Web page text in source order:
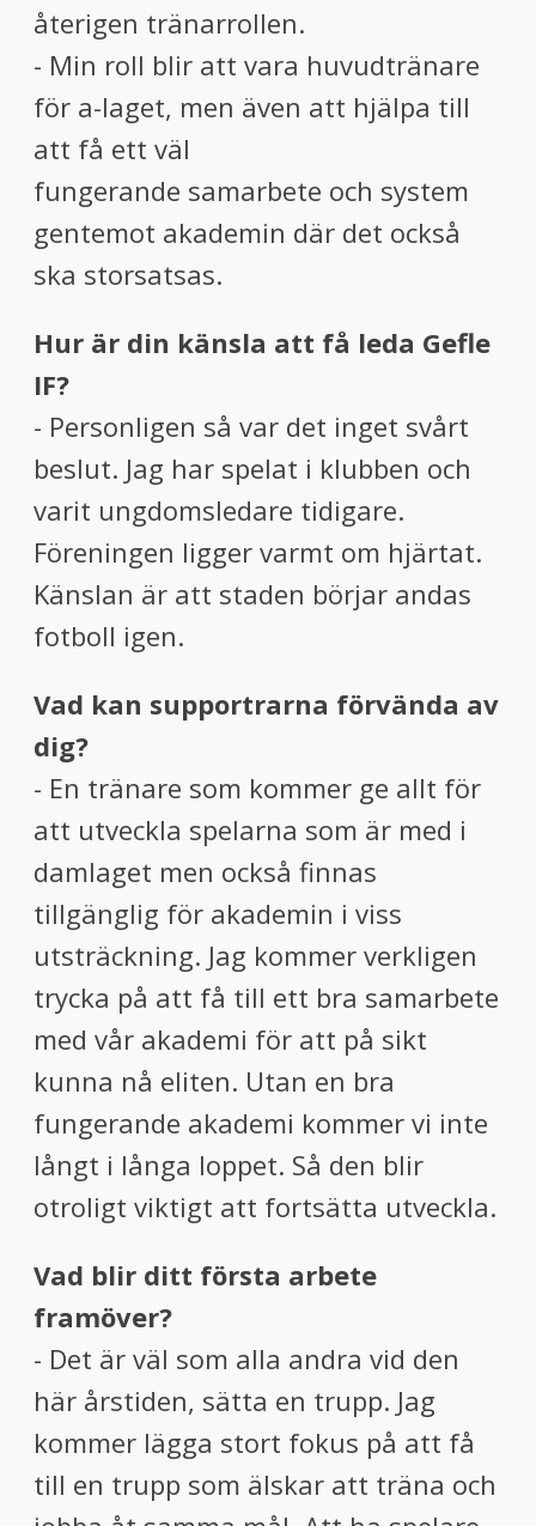
återigen tränarrollen.
- Min roll blir att vara huvudtränare
för a-laget, men även att hjälpa till
att få ett väl
fungerande samarbete och system
gentemot akademin där det också
ska storsatsas.
Hur är din känsla att få leda Gefle
IF?
- Personligen så var det inget svårt
beslut. Jag har spelat i klubben och
varit ungdomsledare tidigare.
Föreningen ligger varmt om hjärtat.
Känslan är att staden börjar andas
fotboll igen.
Vad kan supportrarna förvända av
dig?
- En tränare som kommer ge allt för
att utveckla spelarna som är med i
damlaget men också finnas
tillgänglig för akademin i viss
utsträckning. Jag kommer verkligen
trycka på att få till ett bra samarbete
med vår akademi för att på sikt
kunna nå eliten. Utan en bra
fungerande akademi kommer vi inte
långt i långa loppet. Så den blir
otroligt viktigt att fortsätta utveckla.
Vad blir ditt första arbete
framöver?
- Det är väl som alla andra vid den
här årstiden, sätta en trupp. Jag
kommer lägga stort fokus på att få
till en trupp som älskar att träna och